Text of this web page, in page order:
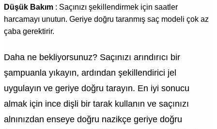
Düşük Bakım : Saçınızı şekillendirmek için saatler
harcamayı unutun. Geriye doğru taranmış saç modeli çok az
çaba gerektirir.
Daha ne bekliyorsunuz? Saçınızı arındırıcı bir
şampuanla yıkayın, ardından şekillendirici jel
uygulayın ve geriye doğru tarayın. En iyi sonucu
almak için ince dişli bir tarak kullanın ve saçınızı
alnınızdan enseye doğru nazikçe geriye doğru